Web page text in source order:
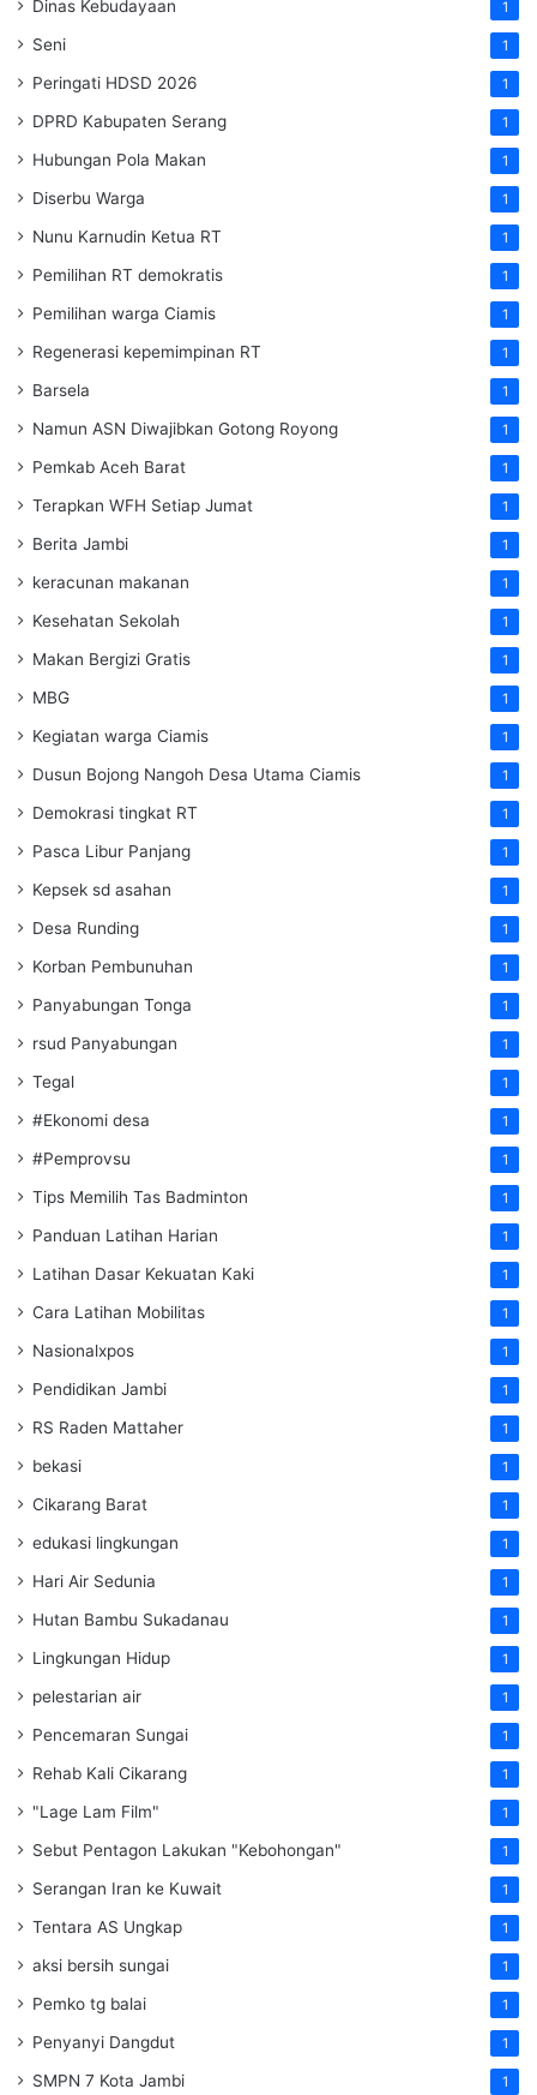
Dinas Kebudayaan 1
Seni 1
Peringati HDSD 2026 1
DPRD Kabupaten Serang 1
Hubungan Pola Makan 1
Diserbu Warga 1
Nunu Karnudin Ketua RT 1
Pemilihan RT demokratis 1
Pemilihan warga Ciamis 1
Regenerasi kepemimpinan RT 1
Barsela 1
Namun ASN Diwajibkan Gotong Royong 1
Pemkab Aceh Barat 1
Terapkan WFH Setiap Jumat 1
Berita Jambi 1
keracunan makanan 1
Kesehatan Sekolah 1
Makan Bergizi Gratis 1
MBG 1
Kegiatan warga Ciamis 1
Dusun Bojong Nangoh Desa Utama Ciamis 1
Demokrasi tingkat RT 1
Pasca Libur Panjang 1
Kepsek sd asahan 1
Desa Runding 1
Korban Pembunuhan 1
Panyabungan Tonga 1
rsud Panyabungan 1
Tegal 1
#Ekonomi desa 1
#Pemprovsu 1
Tips Memilih Tas Badminton 1
Panduan Latihan Harian 1
Latihan Dasar Kekuatan Kaki 1
Cara Latihan Mobilitas 1
Nasionalxpos 1
Pendidikan Jambi 1
RS Raden Mattaher 1
bekasi 1
Cikarang Barat 1
edukasi lingkungan 1
Hari Air Sedunia 1
Hutan Bambu Sukadanau 1
Lingkungan Hidup 1
pelestarian air 1
Pencemaran Sungai 1
Rehab Kali Cikarang 1
"Lage Lam Film" 1
Sebut Pentagon Lakukan "Kebohongan" 1
Serangan Iran ke Kuwait 1
Tentara AS Ungkap 1
aksi bersih sungai 1
Pemko tg balai 1
Penyanyi Dangdut 1
SMPN 7 Kota Jambi 1